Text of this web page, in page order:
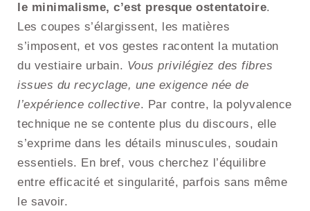
le minimalisme, c’est presque ostentatoire.
Les coupes s’élargissent, les matières
s’imposent, et vos gestes racontent la mutation
du vestiaire urbain. Vous privilégiez des fibres
issues du recyclage, une exigence née de
l’expérience collective. Par contre, la polyvalence
technique ne se contente plus du discours, elle
s’exprime dans les détails minuscules, soudain
essentiels. En bref, vous cherchez l’équilibre
entre efficacité et singularité, parfois sans même
le savoir.